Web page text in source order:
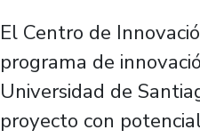
El Centro de
programa de
Universidad de
proyecto con